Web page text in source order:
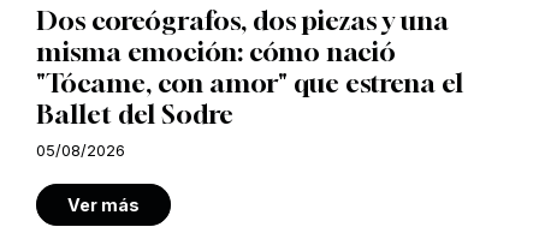
Dos coreógrafos, dos piezas y una
misma emoción: cómo nació
"Tócame, con amor" que estrena el
Ballet del Sodre
05/08/2026
Ver más